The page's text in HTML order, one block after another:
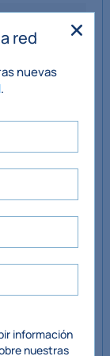
m
m
m
red
nuevas
.
información
nuestras